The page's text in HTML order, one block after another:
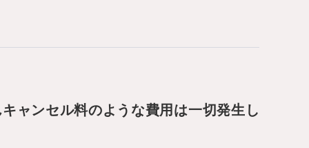
ャンセル料のような費用は一切発生し